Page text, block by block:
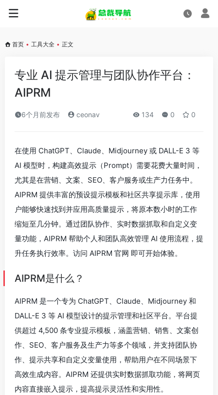
首页 • 工具大全 • 正文
专业 AI 提示管理与团队协作平台：
AIPRM
6个月前发布 ceonav 134 0 0
在使用 ChatGPT、Claude、Midjourney 或 DALL-E 3 等
AI 模型时，构建高效提示（Prompt）需要花费大量时间，
尤其是在营销、文案、SEO、客户服务或生产力任务中。
AIPRM 提供丰富的预设提示模板和社区共享提示库，使用
户能够快速找到并应用高质量提示，将原本数小时的工作
缩短至几分钟。通过团队协作、实时数据抓取和自定义变
量功能，AIPRM 帮助个人和团队高效管理 AI 使用流程，提
升任务执行效率。访问 AIPRM 官网 即可开始体验。
AIPRM是什么？
AIPRM 是一个专为 ChatGPT、Claude、Midjourney 和
DALL-E 3 等 AI 模型设计的提示管理和社区平台。平台提
供超过 4,500 条专业提示模板，涵盖营销、销售、文案创
作、SEO、客户服务及生产力等多个领域，并支持团队协
作、提示共享和自定义变量使用，帮助用户在不同场景下
高效生成内容。AIPRM 还提供实时数据抓取功能，将网页
内容直接嵌入提示，提高提示灵活性和实用性。